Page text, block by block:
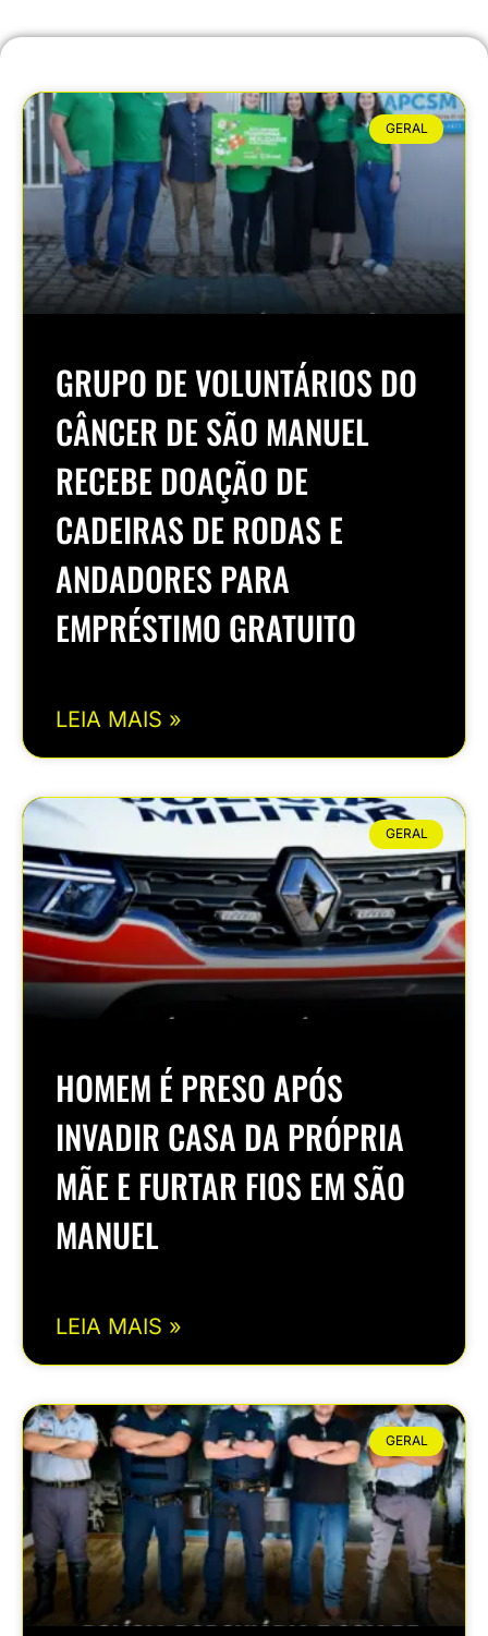
GERAL
GRUPO DE VOLUNTÁRIOS DO
CÂNCER DE SÃO MANUEL
RECEBE DOAÇÃO DE
CADEIRAS DE RODAS E
ANDADORES PARA
EMPRÉSTIMO GRATUITO
LEIA MAIS »
GERAL
HOMEM É PRESO APÓS
INVADIR CASA DA PRÓPRIA
MÃE E FURTAR FIOS EM SÃO
MANUEL
LEIA MAIS »
GERAL